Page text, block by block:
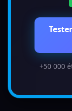
+50 000